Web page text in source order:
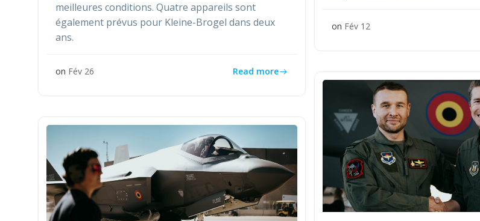
meilleures conditions. Quatre appareils sont
également prévus pour Kleine-Brogel dans deux
ans.
on Fév 26 Read more
on Fév 12